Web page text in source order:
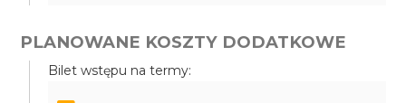
PLANOWANE KOSZTY DODATKOWE
Bilet wstępu na termy: